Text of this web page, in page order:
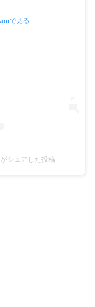
で見る
シェアした投稿